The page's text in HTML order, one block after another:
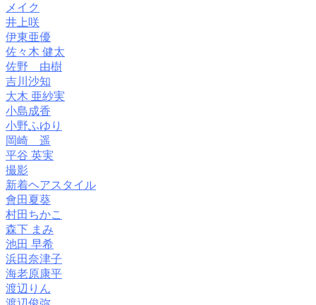
メイク
井上咲
伊東亜優
佐々木 健太
佐野 由樹
吉川沙知
大木 亜紗実
小島成香
小野ふゆり
岡崎 遥
平谷 英実
撮影
新着ヘアスタイル
會田夏葵
村田ちかこ
森下 まみ
池田 早希
浜田奈津子
海老原康平
渡辺りん